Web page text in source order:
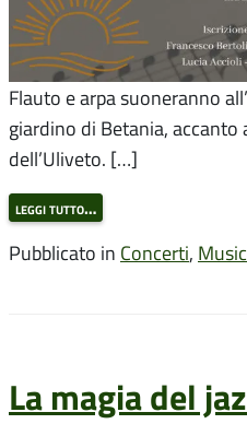
Flauto e arpa suoneranno
giardino di Betania, accanto
dell’Uliveto. […]
leggi tutto…
Pubblicato in Concerti,
La magia del